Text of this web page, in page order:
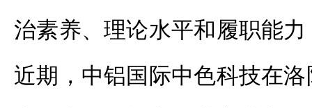
治素养、理论水平和履职能
近期，中铝国际中色科技在